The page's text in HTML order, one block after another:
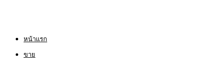
หน้าแรก
ขาย